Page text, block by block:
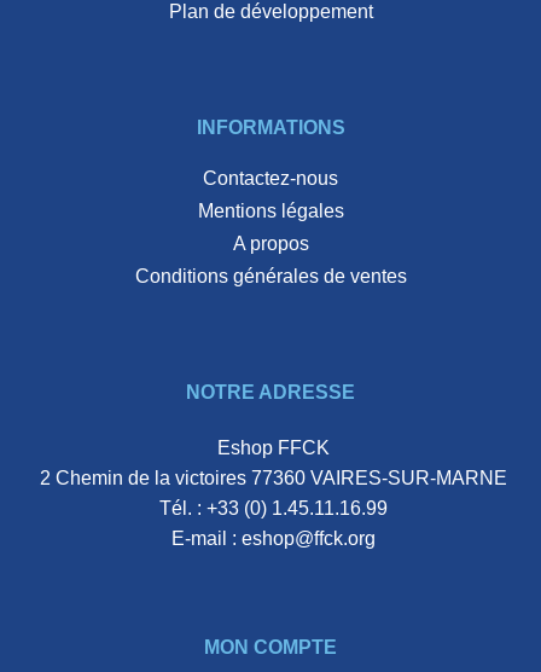
plan de développement
INFORMATIONS
Contactez-nous
Mentions légales
A propos
Conditions générales de ventes
NOTRE ADRESSE
Eshop FFCK
2 Chemin de la victoires 77360 VAIRES-SUR-MARNE
Tél. : +33 (0) 1.45.11.16.99
E-mail : eshop@ffck.org
MON COMPTE